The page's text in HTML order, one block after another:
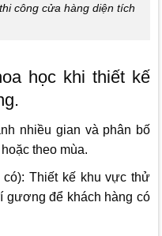
công cửa hàng diện tích
học khi thiết kế
nhiều gian và phân bố
theo mùa.
Thiết kế khu vực thử
gương để khách hàng có